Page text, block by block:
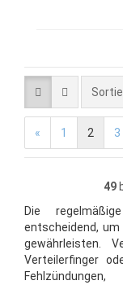
« 1 2 3
49
Die
entscheidend,
gewährleisten.
Verteilerfinger